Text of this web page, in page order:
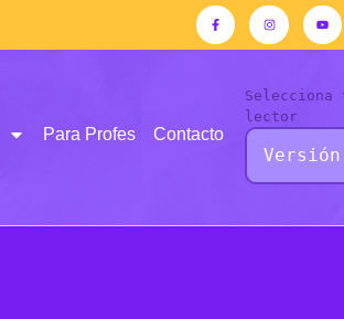
Para Profes Contacto
lector